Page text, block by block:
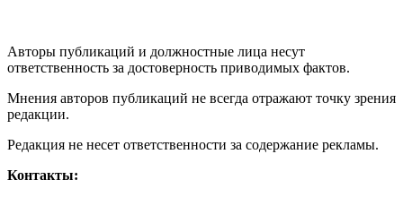
Авторы публикаций и должностные лица несут
ответственность за достоверность приводимых фактов.
Мнения авторов публикаций не всегда отражают точку зрения
редакции.
Редакция не несет ответственности за содержание рекламы.
Контакты: